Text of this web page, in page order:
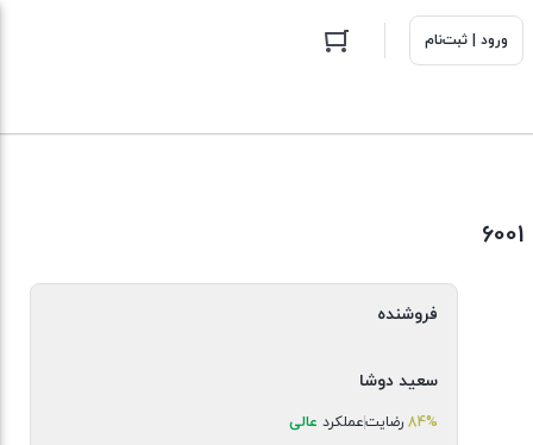
ورود | ثبت‌نام
فروشنده
سعید دوشا
84% رضایتعملکرد عالی